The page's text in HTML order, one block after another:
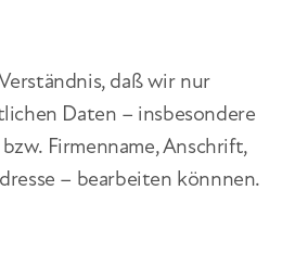
daß wir nur
Daten – insbesondere
Firmenname, Anschrift,
– bearbeiten könnnen.